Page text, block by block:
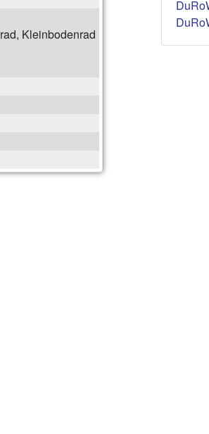
Kleinbodenrad